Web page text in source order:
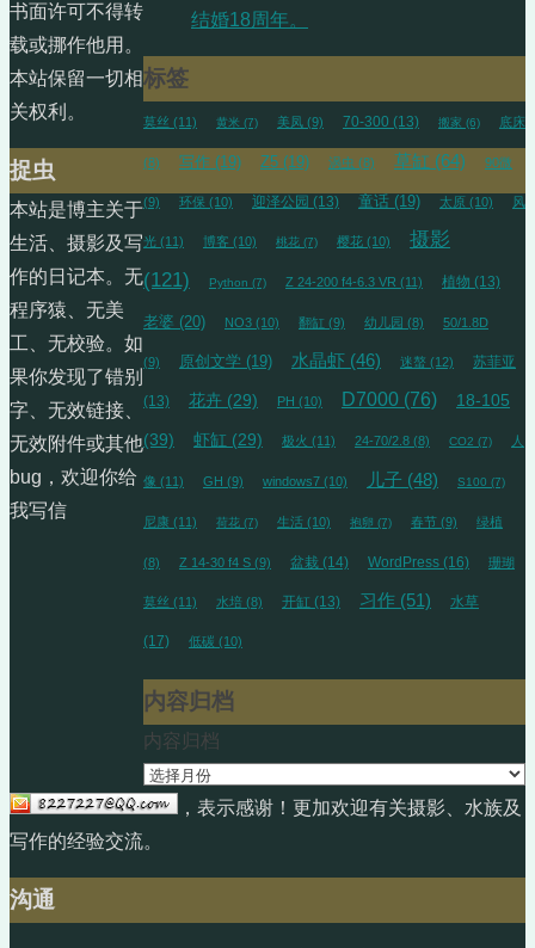
结婚18周年。
标签
莫丝 (11) 黄米 (7) 美凤 (9) 70-300 (13) 搬家 (6) 底床
(8) 写作 (19) Z5 (19) 涡虫 (8) 草缸 (64) 90微
(9) 环保 (10) 迎泽公园 (13) 童话 (19) 太原 (10) 风
光 (11) 博客 (10) 桃花 (7) 樱花 (10)
摄影
(121)
Python (7) Z 24-200 f4-6.3 VR (11) 植物 (13)
老婆 (20) NO3 (10) 翻缸 (9) 幼儿园 (8) 50/1.8D
(9) 原创文学 (19) 水晶虾 (46) 迷螯 (12) 苏菲亚
(13) 花卉 (29) PH (10) D7000 (76) 18-105
(39) 虾缸 (29) 极火 (11) 24-70/2.8 (8) CO2 (7) 人
像 (11) GH (9) windows7 (10) 儿子 (48) S100 (7)
尼康 (11) 荷花 (7) 生活 (10) 抱卵 (7) 春节 (9) 绿植
(8) Z 14-30 f4 S (9) 盆栽 (14) WordPress (16) 珊瑚
莫丝 (11) 水培 (8) 开缸 (13) 习作 (51) 水草
(17) 低碳 (10)
内容归档
内容归档
书面许可不得转
载或挪作他用。
本站保留一切相
关权利。
捉虫
本站是博主关于
生活、摄影及写
作的日记本。无
程序猿、无美
工、无校验。如
果你发现了错别
字、无效链接、
无效附件或其他
bug，欢迎你给
我写信
，表示感谢！更加欢迎有关摄影、水族及
写作的经验交流。
沟通